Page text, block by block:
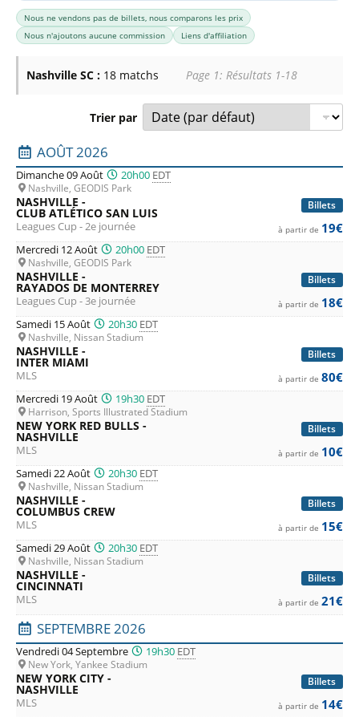
Nous ne vendons pas de billets, nous comparons les prix
Nous n'ajoutons aucune commission
Liens d'affiliation
Nashville SC : 18 matchs Page 1: Résultats 1-18
Trier par
Liste des prochains matchs : Nashville SC. Colonne 1 :
AOÛT 2026
Dimanche 09 Août 20h00 EDT
Nashville, GEODIS Park
Billets
NASHVILLE -
CLUB ATLÉTICO SAN LUIS
Leagues Cup - 2e journée à partir de 19€
Mercredi 12 Août 20h00 EDT
Nashville, GEODIS Park
Billets
NASHVILLE -
RAYADOS DE MONTERREY
Leagues Cup - 3e journée à partir de 18€
Samedi 15 Août 20h30 EDT
Nashville, Nissan Stadium
Billets
NASHVILLE -
INTER MIAMI
MLS à partir de 80€
Mercredi 19 Août 19h30 EDT
Harrison, Sports Illustrated Stadium
Billets
NEW YORK RED BULLS -
NASHVILLE
MLS à partir de 10€
Samedi 22 Août 20h30 EDT
Nashville, Nissan Stadium
Billets
NASHVILLE -
COLUMBUS CREW
MLS à partir de 15€
Samedi 29 Août 20h30 EDT
Nashville, Nissan Stadium
Billets
NASHVILLE -
CINCINNATI
MLS à partir de 21€
SEPTEMBRE 2026
Vendredi 04 Septembre 19h30 EDT
New York, Yankee Stadium
Billets
NEW YORK CITY -
NASHVILLE
MLS à partir de 14€